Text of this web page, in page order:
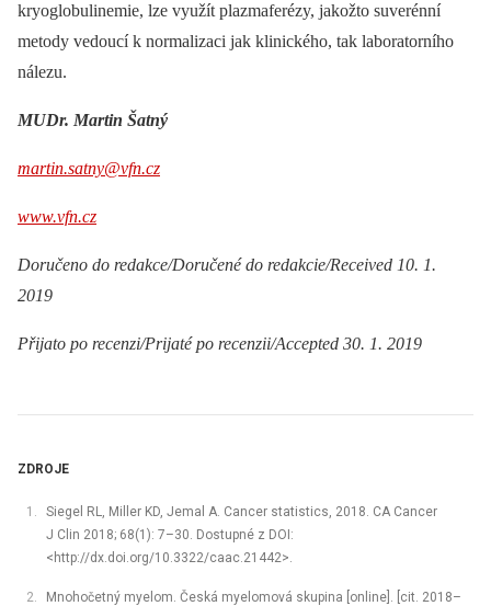
kryoglobulinemie, lze využít plazmaferézy, jakožto suverénní
metody vedoucí k normalizaci jak klinického, tak laboratorního
nálezu.
MUDr. Martin Šatný
martin.satny@vfn.cz
www.vfn.cz
Doručeno do redakce/Doručené do redakcie/Received 10. 1.
2019
Přijato po recenzi/Prijaté po recenzii/Accepted 30. 1. 2019
ZDROJE
Siegel RL, Miller KD, Jemal A. Cancer statistics, 2018. CA Cancer
J Clin 2018; 68(1): 7–30. Dostupné z DOI:
<http://dx.doi.org/10.3322/caac.21442>.
Mnohočetný myelom. Česká myelomová skupina [online]. [cit. 2018–